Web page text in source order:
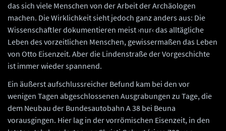
das sich viele Menschen von der Arbeit der Archäologen
machen. Die Wirklichkeit sieht jedoch ganz anders aus: Die
Wissenschaftler dokumentieren meist ›nur‹ das alltägliche
Leben des vorzeitlichen Menschen, gewissermaßen das Leben
von Otto Eisenzeit. Aber die Lindenstraße der Vorgeschichte
ist immer wieder spannend.
Ein äußerst aufschlussreicher Befund kam bei den vor
wenigen Tagen abgeschlossenen Ausgrabungen zu Tage, die
dem Neubau der Bundesautobahn A 38 bei Beuna
vorausgingen. Hier lag in der vorrömischen Eisenzeit, in den